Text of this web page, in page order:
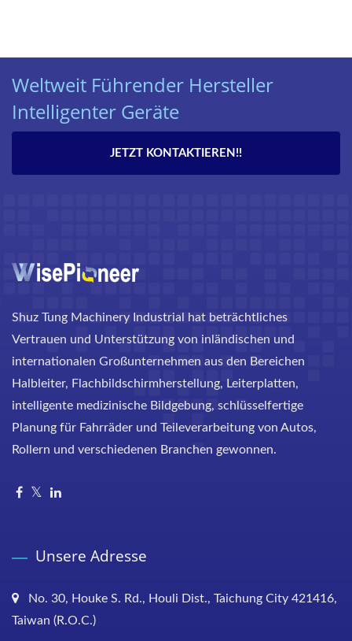
Weltweit Führender Hersteller
Intelligenter Geräte
JETZT KONTAKTIEREN!!
Shuz Tung Machinery Industrial hat beträchtliches
Vertrauen und Unterstützung von inländischen und
internationalen Großunternehmen aus den Bereichen
Halbleiter, Flachbildschirmherstellung, Leiterplatten,
intelligente medizinische Bildgebung, schlüsselfertige
Planung für Fahrräder und Teileverarbeitung von Autos,
Rollern und verschiedenen Branchen gewonnen.
Unsere Adresse
No. 30, Houke S. Rd., Houli Dist., Taichung City 421416,
Taiwan (R.O.C.)